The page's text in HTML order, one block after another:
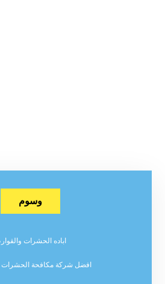
وسوم
اباده الحشرات
افضل شركة مكافحة الحشرات